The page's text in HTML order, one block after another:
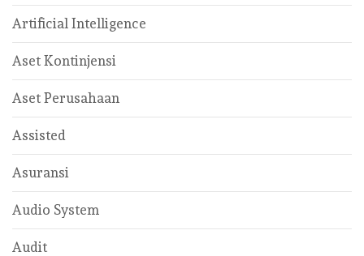
Artificial Intelligence
Aset Kontinjensi
Aset Perusahaan
Assisted
Asuransi
Audio System
Audit